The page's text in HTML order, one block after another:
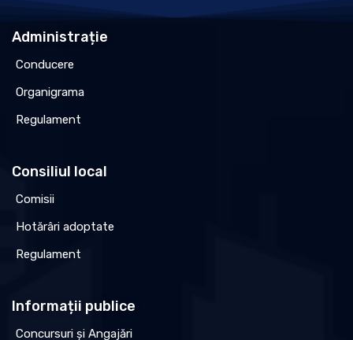
Administrație
Conducere
Organigrama
Regulament
Consiliul local
Comisii
Hotărâri adoptate
Regulament
Informații publice
Concursuri și Angajări